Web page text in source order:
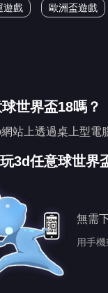
遊戲 歐洲盃遊戲
世界盃18嗎？
站上透過桌上型電
3d任意球世界
無需
用手